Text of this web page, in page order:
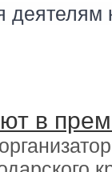
в